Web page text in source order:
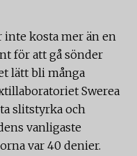
kosta mer än en
för att gå sönder
lätt bli många
Swerea
slitstyrka och
vanligaste
var 40 denier.